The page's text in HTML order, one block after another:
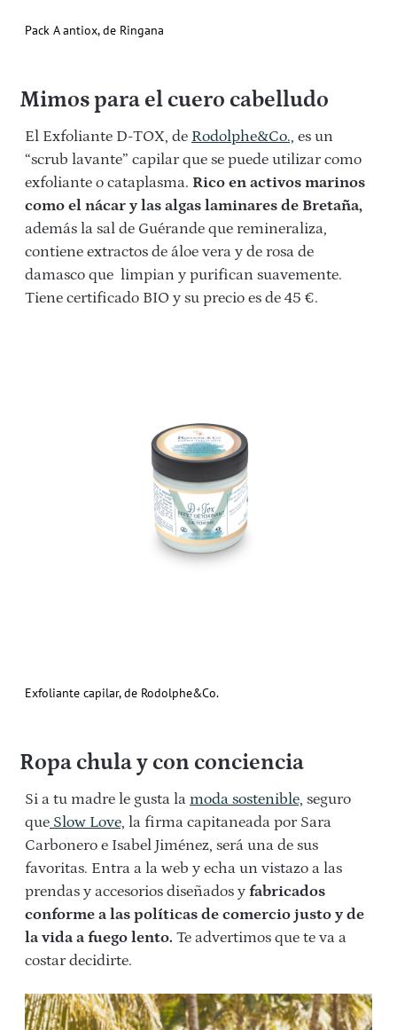
Pack A antiox, de Ringana
Mimos para el cuero cabelludo
El Exfoliante D-TOX, de Rodolphe&Co., es un
“scrub lavante” capilar que se puede utilizar como
exfoliante o cataplasma. Rico en activos marinos
como el nácar y las algas laminares de Bretaña,
además la sal de Guérande que remineraliza,
contiene extractos de áloe vera y de rosa de
damasco que limpian y purifican suavemente.
Tiene certificado BIO y su precio es de 45 €.
Exfoliante capilar, de Rodolphe&Co.
Ropa chula y con conciencia
Si a tu madre le gusta la moda sostenible, seguro
que Slow Love, la firma capitaneada por Sara
Carbonero e Isabel Jiménez, será una de sus
favoritas. Entra a la web y echa un vistazo a las
prendas y accesorios diseñados y fabricados
conforme a las políticas de comercio justo y de
la vida a fuego lento. Te advertimos que te va a
costar decidirte.